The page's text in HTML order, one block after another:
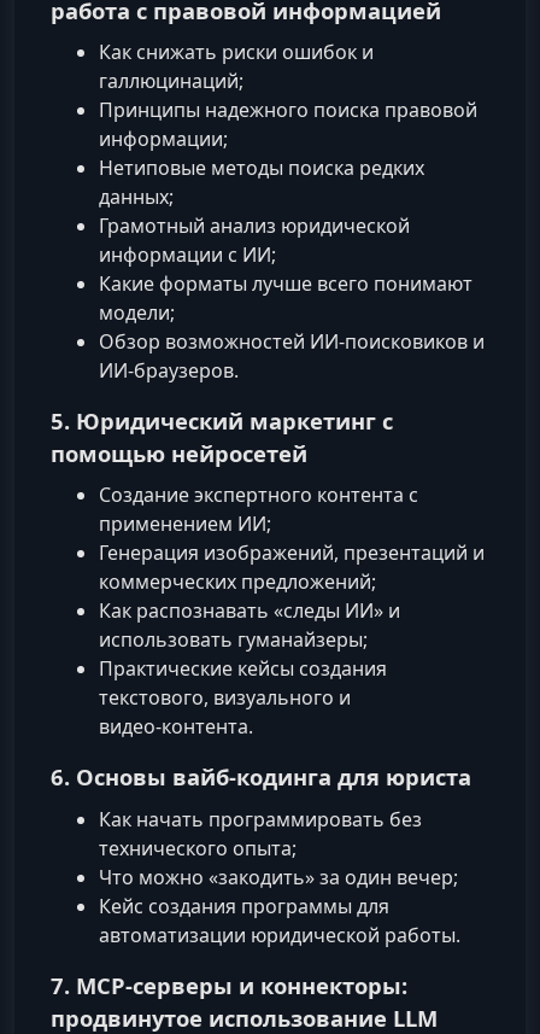
работа с правовой информацией
Как снижать риски ошибок и
галлюцинаций;
Принципы надежного поиска правовой
информации;
Нетиповые методы поиска редких
данных;
Грамотный анализ юридической
информации с ИИ;
Какие форматы лучше всего понимают
модели;
Обзор возможностей ИИ‑поисковиков и
ИИ‑браузеров.
5. Юридический маркетинг с
помощью нейросетей
Создание экспертного контента с
применением ИИ;
Генерация изображений, презентаций и
коммерческих предложений;
Как распознавать «следы ИИ» и
использовать гуманайзеры;
Практические кейсы создания
текстового, визуального и
видео‑контента.
6. Основы вайб‑кодинга для юриста
Как начать программировать без
технического опыта;
Что можно «закодить» за один вечер;
Кейс создания программы для
автоматизации юридической работы.
7. MCP‑серверы и коннекторы:
продвинутое использование LLM